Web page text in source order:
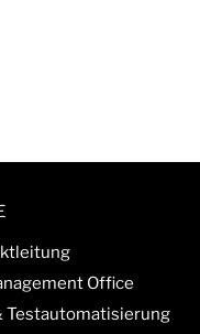
Office
Testautomatisierung